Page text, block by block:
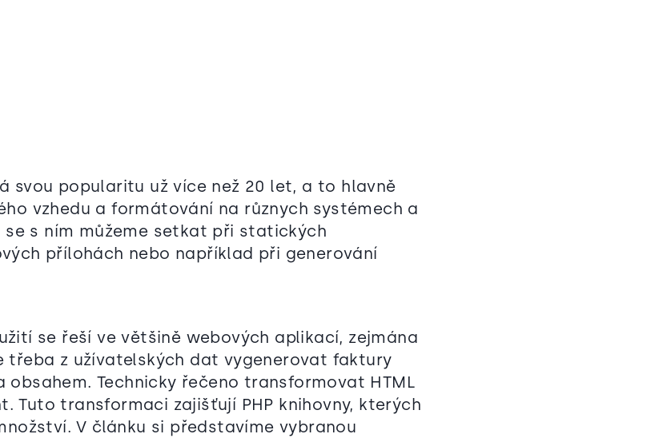
svou popularitu už více než 20 let, a to hlavně
vzhedu a formátování na různych systémech a
se s ním můžeme setkat při statických
přílohách nebo například při generování
se řeší ve většině webových aplikací, zejmána
třeba z užívatelských dat vygenerovat faktury
obsahem. Technicky řečeno transformovat HTML
Tuto transformaci zajišťují PHP knihovny, kterých
V článku si představíme vybranou